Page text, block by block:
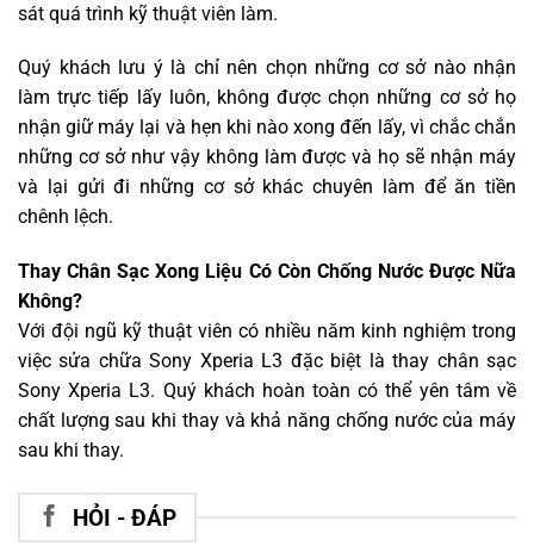
sát quá trình kỹ thuật viên làm.
Quý khách lưu ý là chỉ nên chọn những cơ sở nào nhận
làm trực tiếp lấy luôn, không được chọn những cơ sở họ
nhận giữ máy lại và hẹn khi nào xong đến lấy, vì chắc chắn
những cơ sở như vậy không làm được và họ sẽ nhận máy
và lại gửi đi những cơ sở khác chuyên làm để ăn tiền
chênh lệch.
Thay Chân Sạc Xong Liệu Có Còn Chống Nước Được Nữa
Không?
Với đội ngũ kỹ thuật viên có nhiều năm kinh nghiệm trong
việc sửa chữa Sony Xperia L3 đặc biệt là thay chân sạc
Sony Xperia L3. Quý khách hoàn toàn có thể yên tâm về
chất lượng sau khi thay và khả năng chống nước của máy
sau khi thay.
HỎI - ĐÁP